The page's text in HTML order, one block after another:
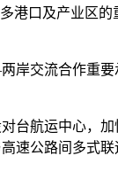
港口及产业区
岸交流合作重
台航运中心，
速公路间多式